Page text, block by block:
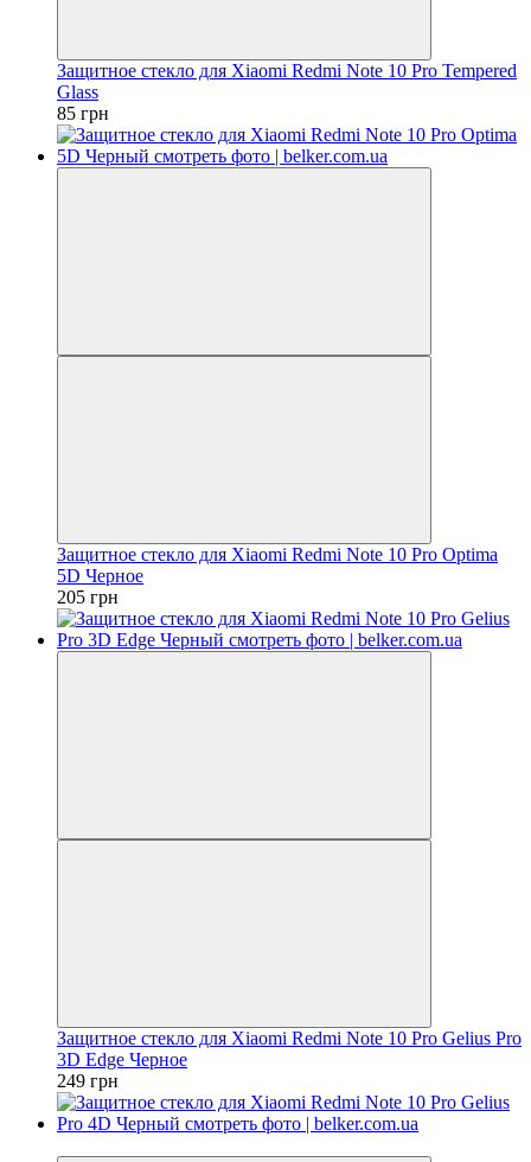
Защитное стекло для Xiaomi Redmi Note 10 Pro Tempered
Glass
85 грн
Защитное стекло для Xiaomi Redmi Note 10 Pro Optima
5D Черное
205 грн
Защитное стекло для Xiaomi Redmi Note 10 Pro Gelius Pro
3D Edge Черное
249 грн